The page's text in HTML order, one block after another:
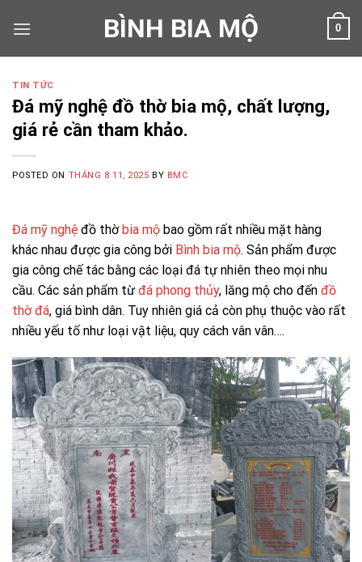
BÌNH BIA MỘ 0
TIN TỨC
Đá mỹ nghệ đồ thờ bia mộ, chất lượng,
giá rẻ cần tham khảo.
POSTED ON THÁNG 8 11, 2025 BY BMC
Đá mỹ nghệ đồ thờbia mộ bao gồm rất nhiều mặt hàng
khác nhau được gia công bởi Bình bia mộ. Sản phẩm được
gia công chế tác bằng các loại đá tự nhiên theo mọi nhu
cầu. Các sản phẩm từ đá phong thủy, lăng mộ cho đến đồ
thờ đá, giá bình dân. Tuy nhiên giá cả còn phụ thuộc vào rất
nhiều yếu tố như loại vật liệu, quy cách vân vân….